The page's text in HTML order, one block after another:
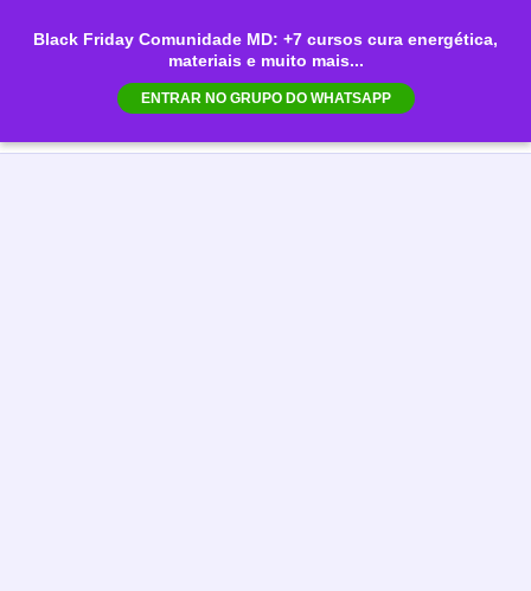
Black Friday Comunidade MD: +7 cursos cura energética,
materiais e muito mais...
ENTRAR NO GRUPO DO WHATSAPP
para